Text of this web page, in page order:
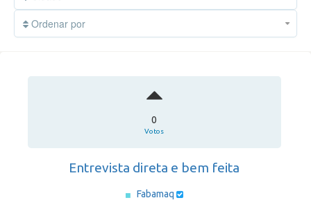
Ordenar por
0
Votos
Entrevista direta e bem feita
Fabamaq